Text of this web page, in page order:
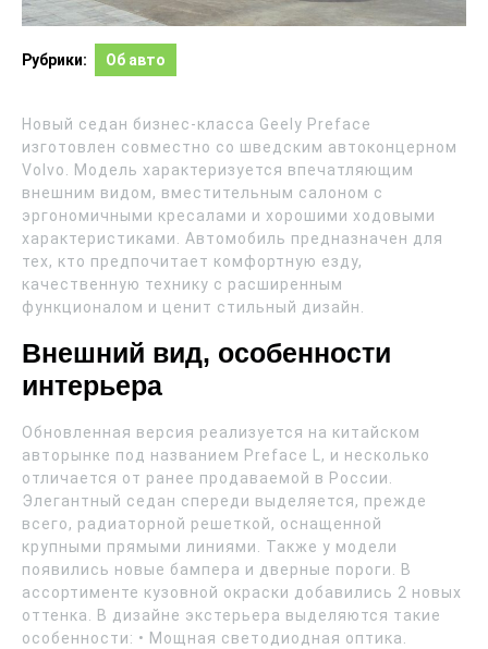
Рубрики: Об авто
Новый седан бизнес-класса Geely Preface
изготовлен совместно со шведским автоконцерном
Volvo. Модель характеризуется впечатляющим
внешним видом, вместительным салоном с
эргономичными кресалами и хорошими ходовыми
характеристиками. Автомобиль предназначен для
тех, кто предпочитает комфортную езду,
качественную технику с расширенным
функционалом и ценит стильный дизайн.
Внешний вид, особенности
интерьера
Обновленная версия реализуется на китайском
авторынке под названием Preface L, и несколько
отличается от ранее продаваемой в России.
Элегантный седан спереди выделяется, прежде
всего, радиаторной решеткой, оснащенной
крупными прямыми линиями. Также у модели
появились новые бампера и дверные пороги. В
ассортименте кузовной окраски добавились 2 новых
оттенка. В дизайне экстерьера выделяются такие
особенности: • Мощная светодиодная оптика.